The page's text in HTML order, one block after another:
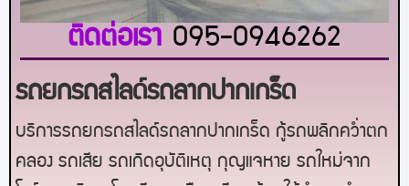
ติดต่อเรา 095-0946262
รถยกรถสไลด์รถลากปากเกร็ด
บริการรถยกรถสไลด์รถลากปากเกร็ด กู้รถพลิกคว่ำตก
คลอง รถเสีย รถเกิดอุบัติเหตุ กุญแจหาย รถใหม่จาก